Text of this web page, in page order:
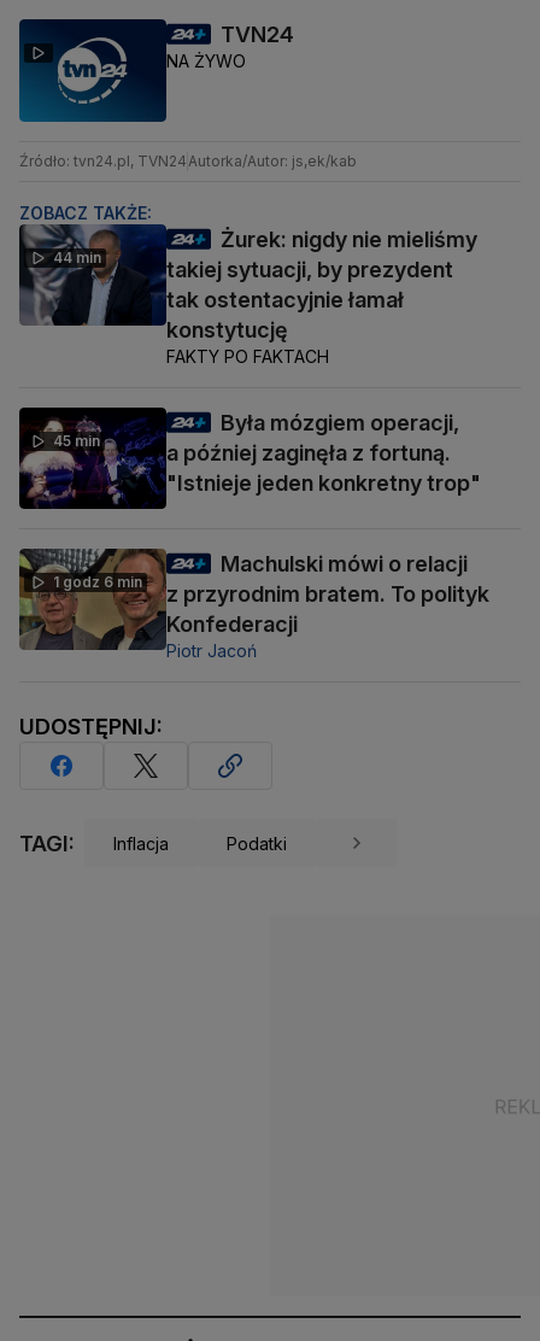
TVN24
NA ŻYWO
Źródło: tvn24.pl, TVN24 Autorka/Autor: js,ek/kab
ZOBACZ TAKŻE:
44 min
Żurek: nigdy nie mieliśmy
takiej sytuacji, by prezydent
tak ostentacyjnie łamał
konstytucję
FAKTY PO FAKTACH
45 min
Była mózgiem operacji,
a później zaginęła z fortuną.
"Istnieje jeden konkretny trop"
1 godz 6 min
Machulski mówi o relacji
z przyrodnim bratem. To polityk
Konfederacji
Piotr Jacoń
UDOSTĘPNIJ:
TAGI: Inflacja Podatki